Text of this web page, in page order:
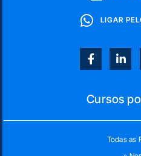
LIGAR
Cursos
Todas as